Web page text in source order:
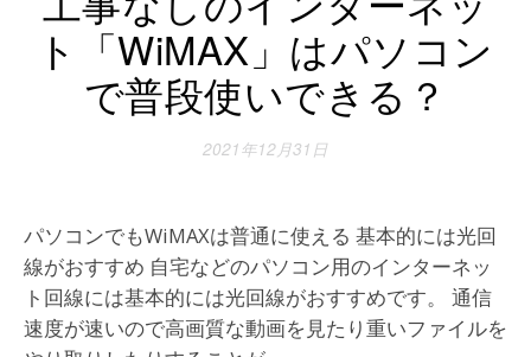
ト「WiMAX」はパソコン
で普段使いできる？
2021年12月31日
パソコンでもWiMAXは普通に使える 基本的には光回
線がおすすめ 自宅などのパソコン用のインターネッ
ト回線には基本的には光回線がおすすめです。 通信
速度が速いので高画質な動画を見たり重いファイルを